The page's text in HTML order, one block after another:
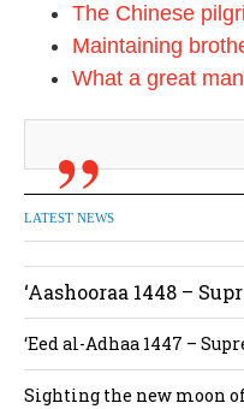
The Chinese
Maintaining
What a great
LATEST NEWS
‘Aashooraa 1448 –
‘Eed al-Adhaa 1447 –
Sighting the new moon